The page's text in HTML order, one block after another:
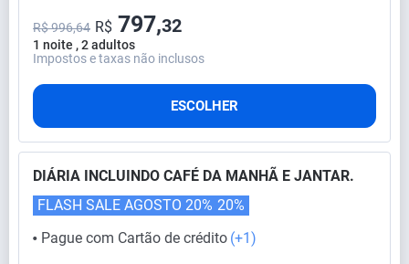
1 noite , 2 adultos
R$ 996,64 R$ 797,32
Impostos e taxas não inclusos
ESCOLHER
DIÁRIA INCLUINDO CAFÉ DA MANHÃ E JANTAR.
⬤ Pague com Cartão de crédito (+1)
FLASH SALE AGOSTO 20% 20%